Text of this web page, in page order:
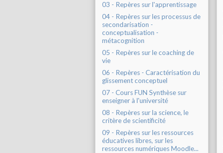
03 - Repères sur l'apprentissage
04 - Repères sur les processus de
secondarisation -
conceptualisation -
métacognition
05 - Repères sur le coaching de
vie
06 - Repères - Caractérisation du
glissement conceptuel
07 - Cours FUN Synthèse sur
enseigner à l'université
08 - Repères sur la science, le
critère de scientificité
09 - Repères sur les ressources
éducatives libres, sur les
ressources numériques Moodle...